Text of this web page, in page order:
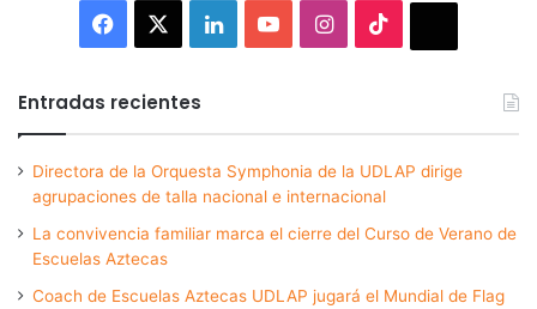
Facebook LinkedInYouTubeInstagram
Entradas recientes
Directora de la Orquesta Symphonia de la UDLAP dirige
agrupaciones de talla nacional e internacional
La convivencia familiar marca el cierre del Curso de Verano de
Escuelas Aztecas
Coach de Escuelas Aztecas UDLAP jugará el Mundial de Flag